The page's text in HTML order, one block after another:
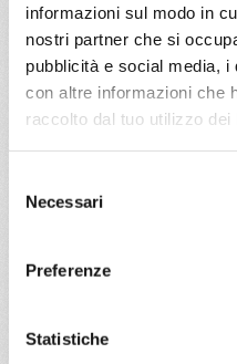
informazioni sul modo in
nostri partner che si
pubblicità e social media, i
con altre informazioni che
raccolto dal tuo utilizzo dei
delNecessari
Preferenze
Statistiche
Pointe-à-pitre, Castries,